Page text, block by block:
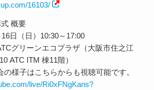
16103/
概要
日（日）10:30～17:00
グリーンエコプラザ（大阪市住之江
ATC ITM 棟11階）
様子はこちらからも視聴可能です。
live/Ri0xFNgKans?